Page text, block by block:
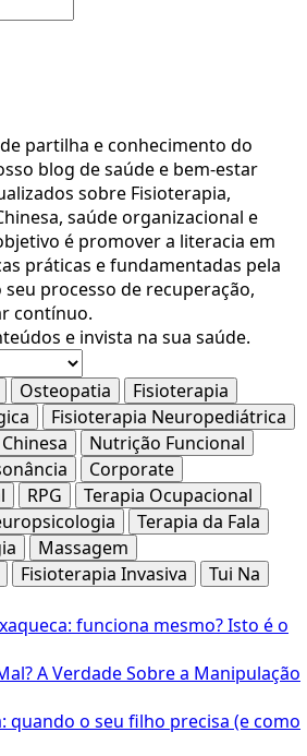
partilha e conhecimento do
blog de saúde e bem-estar
sobre Fisioterapia,
saúde organizacional e
é promover a literacia em
práticas e fundamentadas pela
processo de recuperação,
contínuo.
e invista na sua saúde.
Osteopatia
Fisioterapia
Fisioterapia Neuropediátrica
Nutrição Funcional
Corporate
RPG
Terapia Ocupacional
Terapia da Fala
Massagem
Fisioterapia Invasiva
Tui Na
funciona mesmo? Isto é o
A Verdade Sobre a Manipulação
quando o seu filho precisa (e como